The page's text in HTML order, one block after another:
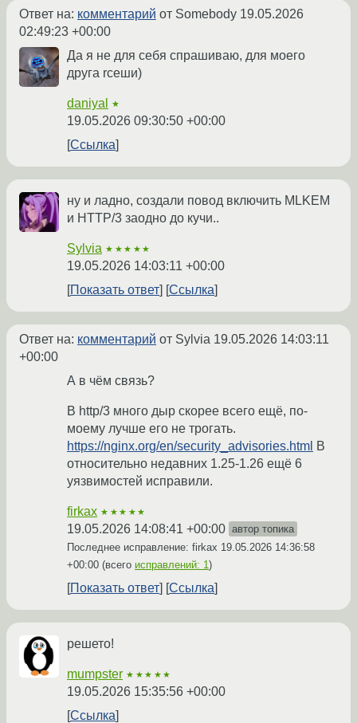
Ответ на: комментарий от Somebody 19.05.2026
02:49:23 +00:00
Да я не для себя спрашиваю, для моего
друга rceши)
daniyal ★
19.05.2026 09:30:50 +00:00
Ссылка
ну и ладно, создали повод включить MLKEM
и HTTP/3 заодно до кучи..
Sylvia ★★★★★
19.05.2026 14:03:11 +00:00
Показать ответ
Ссылка
Ответ на: комментарий от Sylvia 19.05.2026 14:03:11
+00:00
А в чём связь?
В http/3 много дыр скорее всего ещё, по-
моему лучше его не трогать.
https://nginx.org/en/security_advisories.html В
относительно недавних 1.25-1.26 ещё 6
уязвимостей исправили.
firkax ★★★★★
19.05.2026 14:08:41 +00:00 автор топика
Последнее исправление: firkax 19.05.2026 14:36:58
+00:00 (всего исправлений: 1)
Показать ответ Ссылка
решето!
mumpster ★★★★★
19.05.2026 15:35:56 +00:00
Ссылка